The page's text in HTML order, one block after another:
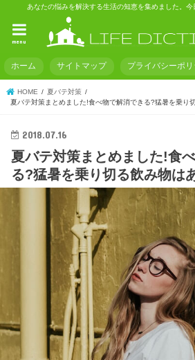
あなたの悩みを解決する生活の知恵を集めました。今
menu
ホーム サイトマップ プライバシーポリ
HOME
夏バテ対策
夏バテ対策まとめました!食べ物で解消できる?猛暑を乗り
2018.07.16
夏バテ対策まとめました!食
る?猛暑を乗り切る飲み物は